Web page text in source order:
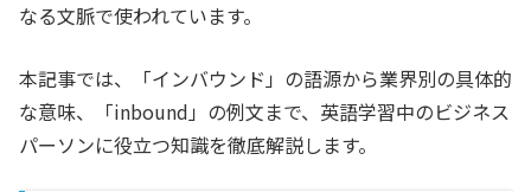
なる文脈で使われています。
本記事では、「インバウンド」の語源から業界別の具体的
な意味、「inbound」の例文まで、英語学習中のビジネス
パーソンに役立つ知識を徹底解説します。